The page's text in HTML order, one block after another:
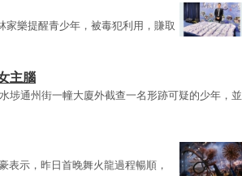
家樂提醒青少年，被毒犯利用，賺取
主腦
埗通州街一幢大廈外截查一名形跡可疑的少年，並
表示，昨日首晚舞火龍過程暢順，